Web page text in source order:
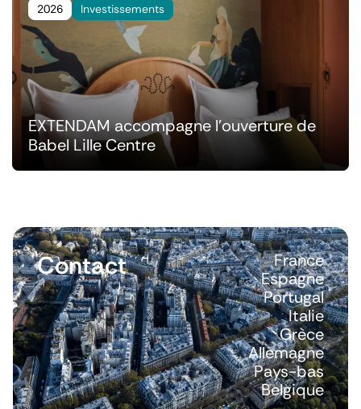
2026 Investissements
EXTENDAM accompagne l'ouverture de
Babel Lille Centre
Contact
France
Espagne
Portugal
Italie
Grèce
Allemagne
Pays-bas
Belgique